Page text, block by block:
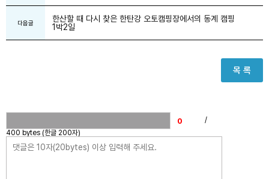
다음글
한산할 때 다시 찾은 한탄강 오토캠핑장에서의 동계 캠핑
1박2일
목 록
/
400 bytes (한글 200자)